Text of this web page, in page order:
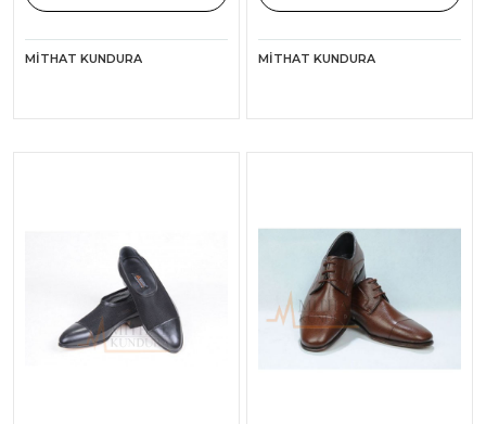
MITHAT KUNDURA MITHAT KUNDURA